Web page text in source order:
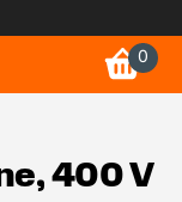
0
400 V